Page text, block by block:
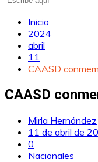
Inicio
2024
abril
11
CAASD
CAASD
Mirla Hernández
11 de abril de
0
Nacionales